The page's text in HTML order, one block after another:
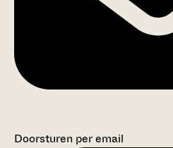
Doorsturen per email